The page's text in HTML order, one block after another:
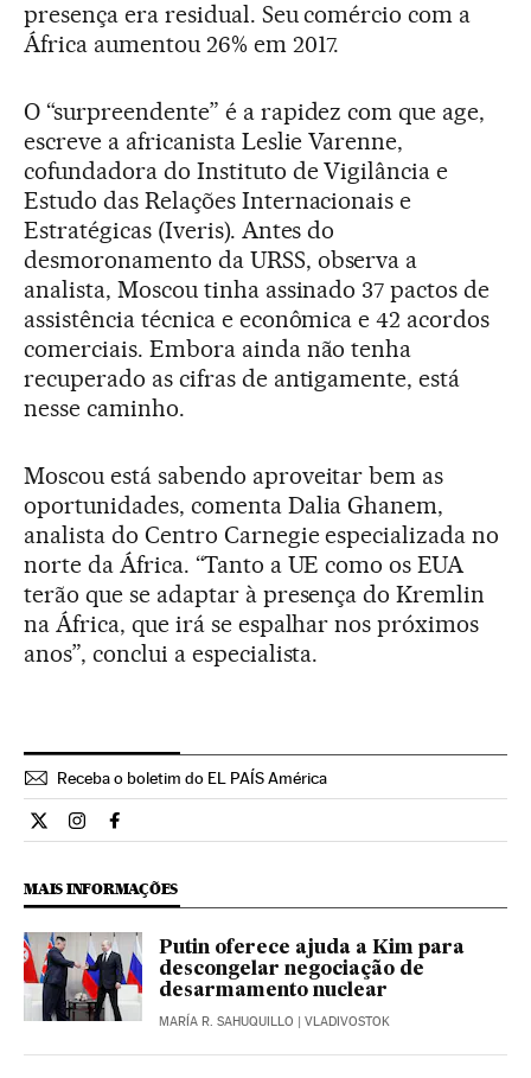
presença era residual. Seu comércio com a
África aumentou 26% em 2017.
O “surpreendente” é a rapidez com que age,
escreve a africanista Leslie Varenne,
cofundadora do Instituto de Vigilância e
Estudo das Relações Internacionais e
Estratégicas (Iveris). Antes do
desmoronamento da URSS, observa a
analista, Moscou tinha assinado 37 pactos de
assistência técnica e econômica e 42 acordos
comerciais. Embora ainda não tenha
recuperado as cifras de antigamente, está
nesse caminho.
Moscou está sabendo aproveitar bem as
oportunidades, comenta Dalia Ghanem,
analista do Centro Carnegie especializada no
norte da África. “Tanto a UE como os EUA
terão que se adaptar à presença do Kremlin
na África, que irá se espalhar nos próximos
anos”, conclui a especialista.
Receba o boletim do EL PAÍS América
Internacional El País Brasil en Twitter
Internacional El País Brasil en Instagram
Internacional El País Brasil en Facebook
MAIS INFORMAÇÕES
Putin oferece ajuda a Kim para
descongelar negociação de
desarmamento nuclear
MARÍA R. SAHUQUILLO | VLADIVOSTOK